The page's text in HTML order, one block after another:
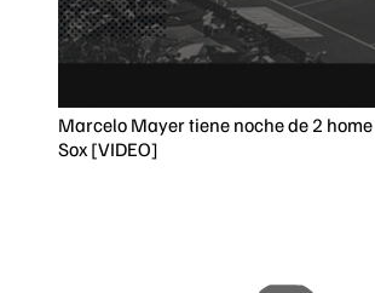
Marcelo Mayer tiene noche de 2
Sox [VIDEO]